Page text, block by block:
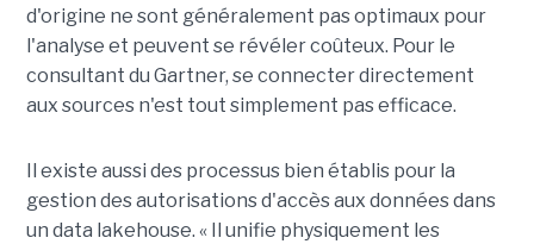
d'origine ne sont généralement pas optimaux pour
l'analyse et peuvent se révéler coûteux. Pour le
consultant du Gartner, se connecter directement
aux sources n'est tout simplement pas efficace.
Il existe aussi des processus bien établis pour la
gestion des autorisations d'accès aux données dans
un data lakehouse. « Il unifie physiquement les